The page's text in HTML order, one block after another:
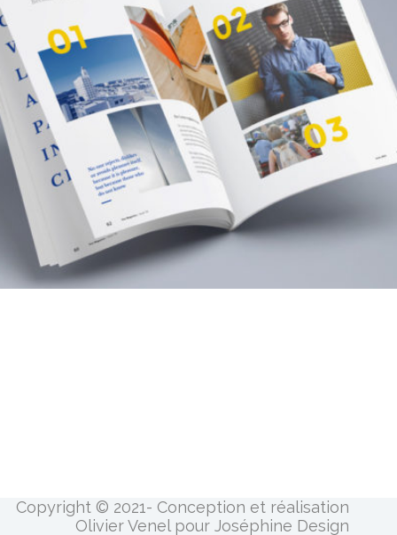
Copyright © 2021- Conception et réalisation
Olivier Venel pour Joséphine Design